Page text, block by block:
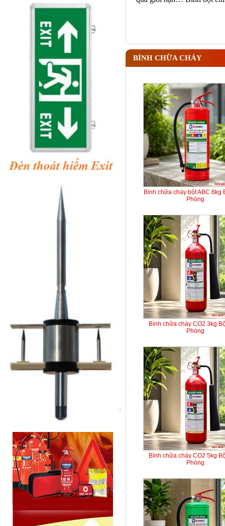
BÌNH CHỮA CHÁY
Bình chữa cháy bột ABC 8kg
Phòng
Bình chữa cháy CO2 3kg
Phòng
Bình chữa cháy CO2 5kg
Phòng